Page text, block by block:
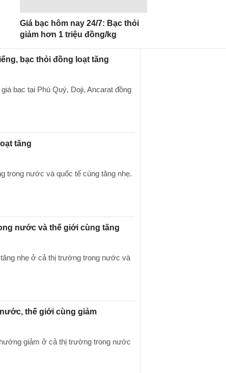
Giá bạc hôm nay 24/7: Bạc thỏi
giảm hơn 1 triệu đồng/kg
bạc thỏi đồng loạt tăng
bạc tại Phú Quý, Doji, Ancarat đồng
tăng
trong nước và quốc tế cùng tăng nhẹ.
nước và thế giới cùng tăng
nhẹ ở cả thị trường trong nước và
thế giới cùng giảm
giảm ở cả thị trường trong nước